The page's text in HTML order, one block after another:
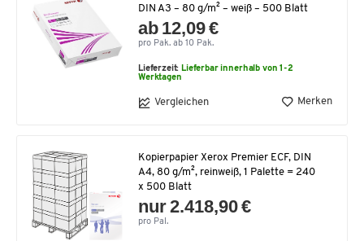
DIN A3 – 80 g/m² – weiß – 500 Blatt
ab 12,09 €
pro Pak. ab 10 Pak.
Lieferzeit: Lieferbar innerhalb von 1-2
Werktagen
Vergleichen Merken
Kopierpapier Xerox Premier ECF, DIN
A4, 80 g/m², reinweiß, 1 Palette = 240
x 500 Blatt
nur 2.418,90 €
pro Pal.